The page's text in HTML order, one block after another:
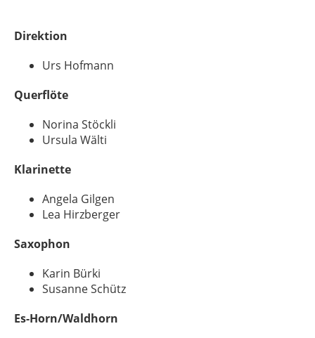
Direktion
Urs Hofmann
Querflöte
Norina Stöckli
Ursula Wälti
Klarinette
Angela Gilgen
Lea Hirzberger
Saxophon
Karin Bürki
Susanne Schütz
Es-Horn/Waldhorn